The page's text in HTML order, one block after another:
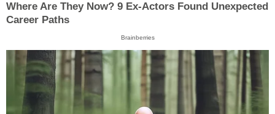
Where Are They Now? 9 Ex-Actors Found Unexpected
Career Paths
Brainberries